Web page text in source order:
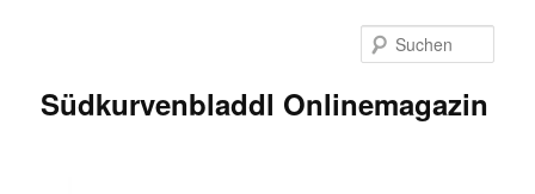
Südkurvenbladdl Onlinemagazin